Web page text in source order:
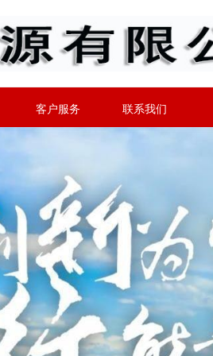
客户服务 联系我们